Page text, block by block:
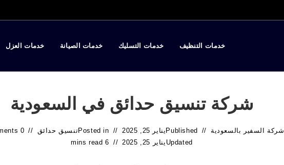
خدمات التنظيف خدمات التسليك خدمات الصيانة خدمات العزل
شركة تنسيق حدائق في السعودية
شركة السفير بالسعودية Published يناير 25, 2025 Posted inتنسيق حدائق
0 Comments
Updated يناير 25, 2025 6 mins read